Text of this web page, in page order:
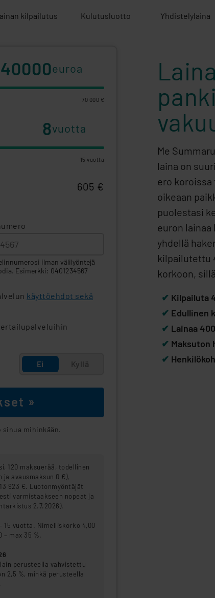
kilpailutus Kulutusluotto Yhdistelylaina
euroa
70 000 €
vuotta
15 vuotta
605 €
ilman välilyöntejä
Esimerkki: 0401234567
käyttöehdot sekä
Ei Kyllä
»
sinua mihinkään.
120 maksuerää, todellinen
ja avausmaksun 0 €),
923 €. Luotonmyöntäjät
varmistaakseen nopeat ja
2.7.2026).
15 vuotta. Nimelliskorko 4,00
– max 35 %.
perusteella vahvistettu
2,5 %, minkä perusteella
Me
laina on
ero
oikeaan
puolestasi
euron
yhdellä
kilpailutettu
korkoon,
✔ Kilpailuta
✔ Edullinen
✔ Lainaa
✔ Maksuton
✔